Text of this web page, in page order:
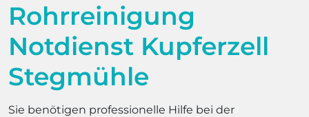
Rohrreinigung
Notdienst Kupferzell
Stegmühle
Sie benötigen professionelle Hilfe bei der